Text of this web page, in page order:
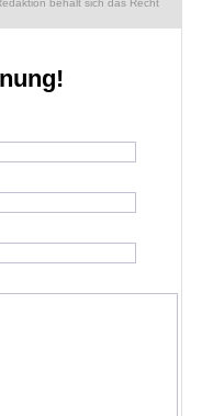
behält sich das Recht